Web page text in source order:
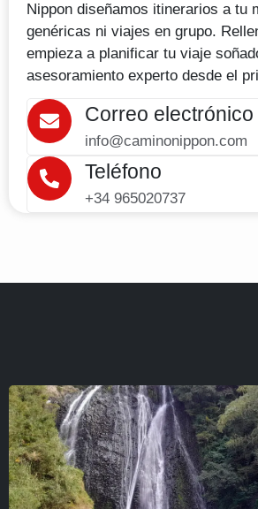
Nippon diseñamos itinerarios a tu
genéricas ni viajes en grupo.
empieza a planificar tu viaje
asesoramiento experto desde el
Correo electrónico
info@caminonippon.com
Teléfono
+34 965020737